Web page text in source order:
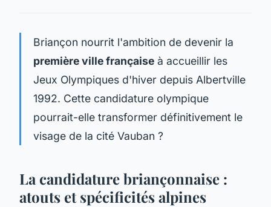
Briançon nourrit l'ambition de devenir la
première ville française à accueillir les
Jeux Olympiques d'hiver depuis Albertville
1992. Cette candidature olympique
pourrait-elle transformer définitivement le
visage de la cité Vauban ?
La candidature briançonnaise :
atouts et spécificités alpines